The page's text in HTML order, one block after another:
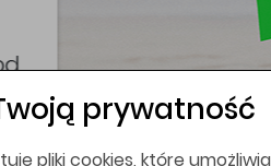
prywatność
pliki cookies, które